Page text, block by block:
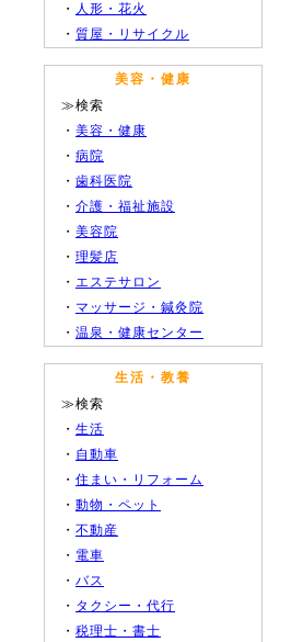
・ 人形・花火
・ 質屋・リサイクル
美容・健康
≫検索
・ 美容・健康
・ 病院
・ 歯科医院
・ 介護・福祉施設
・ 美容院
・ 理髪店
・ エステサロン
・ マッサージ・鍼灸院
・ 温泉・健康センター
生活・教養
≫検索
・ 生活
・ 自動車
・ 住まい・リフォーム
・ 動物・ペット
・ 不動産
・ 電車
・ バス
・ タクシー・代行
・ 税理士・書士